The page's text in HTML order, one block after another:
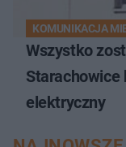
KOMUNIKACJA
Wszystko
Starachowice
elektryczny